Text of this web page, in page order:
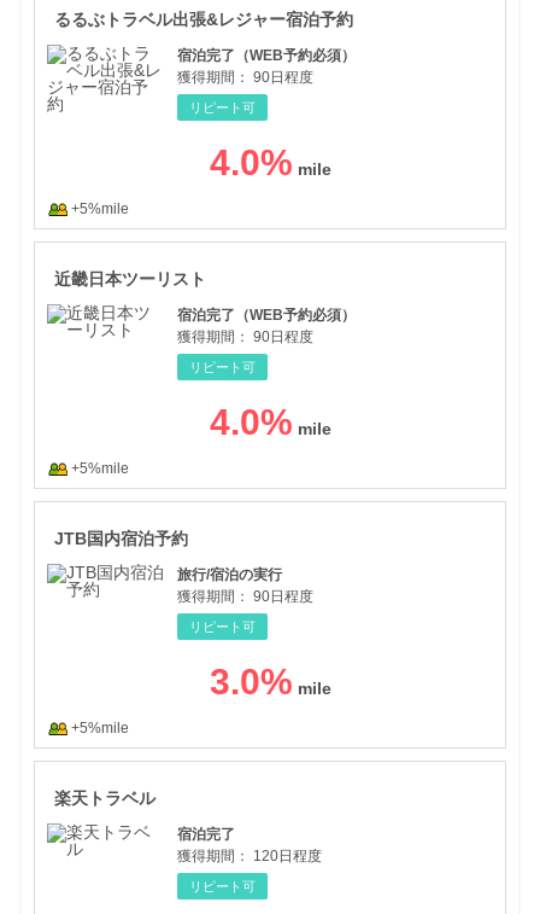
るるぶトラベル出張&レジャー宿泊予約
宿泊完了（WEB予約必須）
獲得期間： 90日程度
リピート可
4.0%
+5%mile
近畿日本ツーリスト
宿泊完了（WEB予約必須）
獲得期間： 90日程度
リピート可
4.0%
+5%mile
JTB国内宿泊予約
旅行/宿泊の実行
獲得期間： 90日程度
リピート可
3.0%
+5%mile
楽天トラベル
宿泊完了
獲得期間：
120日程度
リピート可